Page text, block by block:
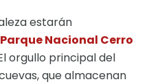
estarán
Nacional Cerro
orgullo principal del
que almacenan